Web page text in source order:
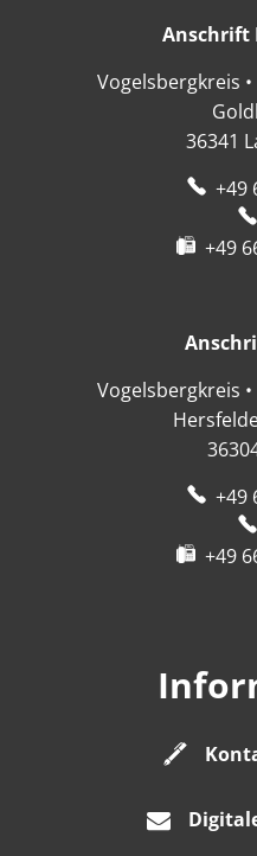
Anschrift
Vogelsbergkreis
36341
+49
+49
Vogelsbergkreis
+49
+49